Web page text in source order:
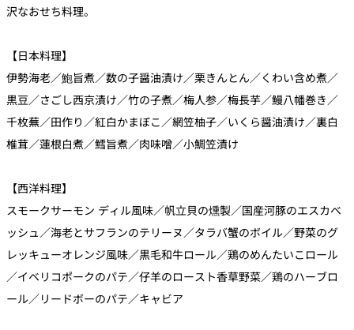
沢なおせち料理。
【日本料理】
伊勢海老／鮑旨煮／数の子醤油漬け／栗きんとん／くわい含め煮／
黒豆／さごし西京漬け／竹の子煮／梅人参／梅長芋／鰻八幡巻き／
千枚蕪／田作り／紅白かまぼこ／網笠柚子／いくら醤油漬け／裏白
椎茸／蓮根白煮／鱈旨煮／肉味噌／小鯛笠漬け
【西洋料理】
スモークサーモン ディル風味／帆立貝の燻製／国産河豚のエスカベ
ッシュ／海老とサフランのテリーヌ／タラバ蟹のボイル／野菜のグ
レッキューオレンジ風味／黒毛和牛ロール／鶏のめんたいこロール
／イベリコポークのパテ／仔羊のロースト香草野菜／鶏のハーブロ
ール／リードボーのパテ／キャビア